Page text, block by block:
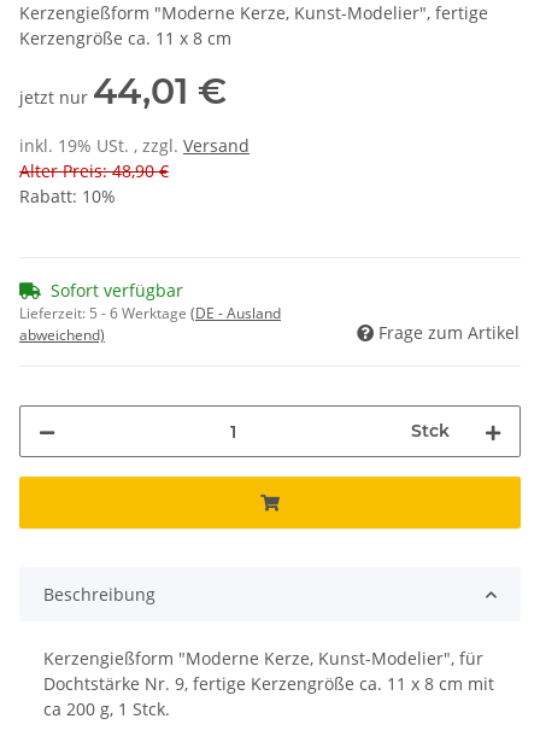
Kerzengießform "Moderne Kerze, Kunst-Modelier", fertige
Kerzengröße ca. 11 x 8 cm
jetzt nur 44,01 €
inkl. 19% USt. , zzgl. Versand
Alter Preis: 48,90 €
Rabatt: 10%
Sofort verfügbar
Lieferzeit: 5 - 6 Werktage (DE - Ausland
abweichend)
Frage zum Artikel
Stck
Beschreibung
Kerzengießform "Moderne Kerze, Kunst-Modelier", für
Dochtstärke Nr. 9, fertige Kerzengröße ca. 11 x 8 cm mit
ca 200 g, 1 Stck.